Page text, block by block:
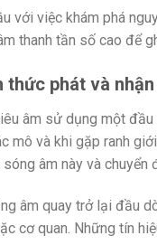
với việc khám phá
thanh tần số cao để
thức phát và
âm sử dụng một
mô và khi gặp ranh
âm này và chuyển
âm quay trở lại đầu
cơ quan. Những tín